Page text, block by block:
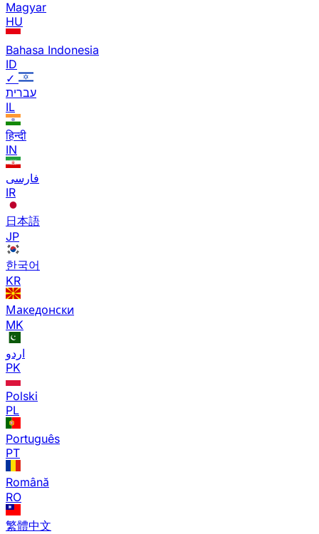
Magyar
HU
Bahasa Indonesia
ID
✓
עברית
IL
हिन्दी
IN
فارسی
IR
日本語
JP
한국어
KR
Македонски
MK
اردو
PK
Polski
PL
Português
PT
Română
RO
繁體中文